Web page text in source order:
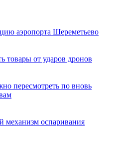
аэропорта Шереметьево
товары от ударов дронов
пересмотреть по вновь
механизм оспаривания